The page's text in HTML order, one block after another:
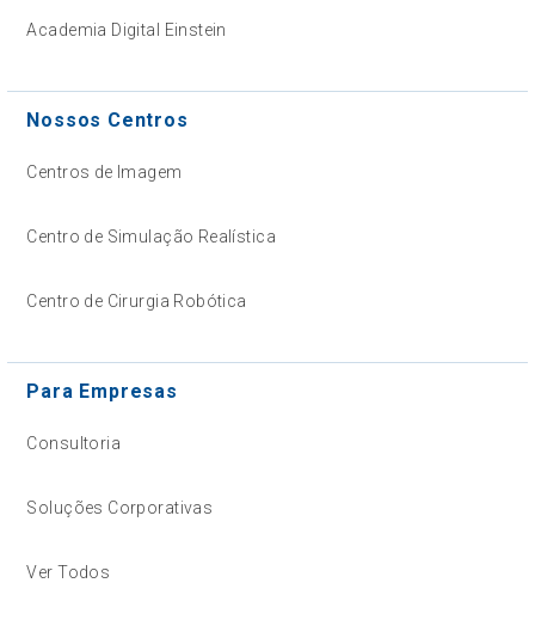
Academia Digital Einstein
Nossos Centros
Centros de Imagem
Centro de Simulação Realística
Centro de Cirurgia Robótica
Para Empresas
Consultoria
Soluções Corporativas
Ver Todos